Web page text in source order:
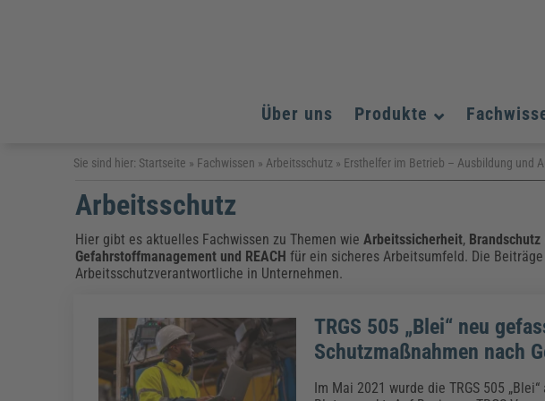
Über uns Produkte
Arbeitsschutz
Fachpublikationen & Arbeitshilfen
Brandschutz
Chemikalen &
Weiterbildungen (AKADEMIE HERKERT)
Arbeitsschutz & Brandschutz Gefahrstoffe &
Assistenz und
Energieoptimiertes & klimaneutrales Bauen
Bau, Immobilien & Gebäudemanagement
Bildung und Erziehung
Fachpublikationen & Arbeitshilfen
Kinderschutz, Jugendhilfe & Inklusion Leitung,
Datenschutz
Datenschutz & IT-Recht Organisation &
Datenschutz & IT-Sicherheit
Elektrosicherheit
Elektrosicherheit & Elektrotechnik
Energie und Umwelt
Fachpublikationen & Arbeitshilfen
Weiterbildungen (AKADEMIE HERKERT)
Führung und
Weiterbildungen
Arbeitsschutz Assistenz und
Bildung und Erziehung
Energie und Umwelt
Führung und
Kommunales
Arbeitsschutz Assistenz und
Bildung und Erziehung
Energie und Umwelt
Führung und
Kommunales
Sie sind hier: Startseite » Fachwissen »Arbeitsschutz » Ersthelfer im Betrieb – Ausbildung und
Arbeitsschutz
Hier gibt es aktuelles Fachwissen zu Themen wieArbeitssicherheit, Brandschutz
Gefahrstoffmanagement und REACH für ein sicheres Arbeitsumfeld. Die
Arbeitsschutzverantwortliche in Unternehmen.
TRGS 505 „Blei“ neu
Schutzmaßnahmen nach
Im Mai 2021 wurde die TRGS 505